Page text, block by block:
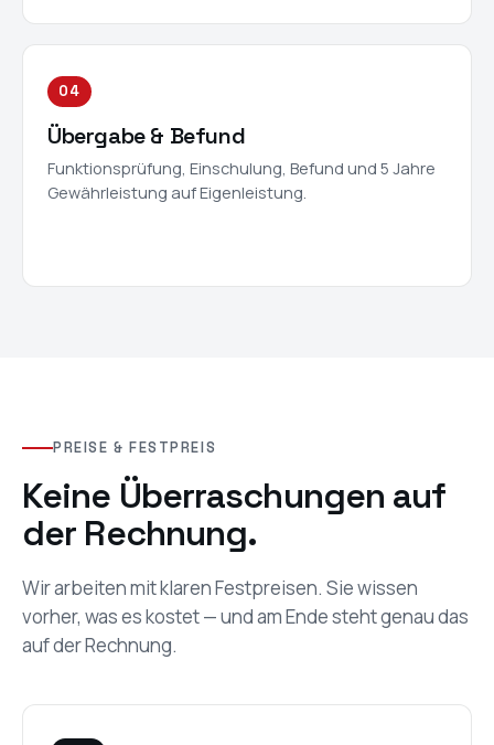
04
Übergabe & Befund
Funktionsprüfung, Einschulung, Befund und 5 Jahre
Gewährleistung auf Eigenleistung.
PREISE & FESTPREIS
Keine Überraschungen auf
der Rechnung.
Wir arbeiten mit klaren Festpreisen. Sie wissen
vorher, was es kostet — und am Ende steht genau das
auf der Rechnung.